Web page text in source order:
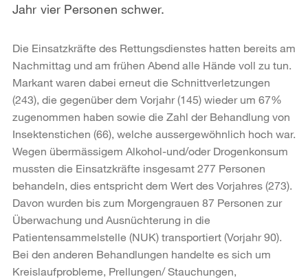
Jahr vier Personen schwer.
Die Einsatzkräfte des Rettungsdienstes hatten bereits am
Nachmittag und am frühen Abend alle Hände voll zu tun.
Markant waren dabei erneut die Schnittverletzungen
(243), die gegenüber dem Vorjahr (145) wieder um 67%
zugenommen haben sowie die Zahl der Behandlung von
Insektenstichen (66), welche aussergewöhnlich hoch war.
Wegen übermässigem Alkohol-und/oder Drogenkonsum
mussten die Einsatzkräfte insgesamt 277 Personen
behandeln, dies entspricht dem Wert des Vorjahres (273).
Davon wurden bis zum Morgengrauen 87 Personen zur
Überwachung und Ausnüchterung in die
Patientensammelstelle (NUK) transportiert (Vorjahr 90).
Bei den anderen Behandlungen handelte es sich um
Kreislaufprobleme, Prellungen/ Stauchungen,